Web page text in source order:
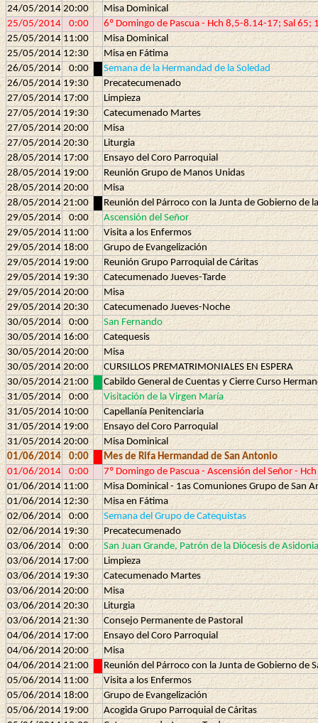
24/05/2014 20:00
Misa Dominical
25/05/2014
0:00
6º Domingo de Pascua - Hch 8,5-8.14-17; Sal 65;
25/05/2014 11:00
Misa Dominical
25/05/2014 12:30
Misa en Fátima
26/05/2014
0:00
Semana de la Hermandad de la Soledad
26/05/2014 19:30
Precatecumenado
27/05/2014 17:00
Limpieza
27/05/2014 19:30
Catecumenado Martes
27/05/2014 20:00
Misa
27/05/2014 20:30
Liturgia
28/05/2014 17:00
Ensayo del Coro Parroquial
28/05/2014 19:00
Reunión Grupo de Manos Unidas
28/05/2014 20:00
Misa
28/05/2014 21:00
Reunión del Párroco con la Junta de Gobierno de
29/05/2014
0:00
Ascensión del Señor
29/05/2014 11:00
Visita a los Enfermos
29/05/2014 18:00
Grupo de Evangelización
29/05/2014 19:00
Reunión Grupo Parroquial de Cáritas
29/05/2014 19:30
Catecumenado Jueves-Tarde
29/05/2014 20:00
Misa
29/05/2014 20:30
Catecumenado Jueves-Noche
30/05/2014
0:00
San Fernando
30/05/2014 16:00
Catequesis
30/05/2014 20:00
Misa
30/05/2014 20:00
CURSILLOS PREMATRIMONIALES EN ESPERA
30/05/2014 21:00
Cabildo General de Cuentas y Cierre Curso
31/05/2014
0:00
Visitación de la Virgen María
31/05/2014 10:00
Capellanía Penitenciaria
31/05/2014 19:00
Ensayo del Coro Parroquial
31/05/2014 20:00
Misa Dominical
01/06/2014
0:00
Mes de Rifa Hermandad de San Antonio
01/06/2014
0:00
7º Domingo de Pascua - Ascensión del Señor -
01/06/2014 11:00
Misa Dominical - 1as Comuniones Grupo de San
01/06/2014 12:30
Misa en Fátima
02/06/2014
0:00
Semana del Grupo de Catequistas
02/06/2014 19:30
Precatecumenado
03/06/2014
0:00
San Juan Grande, Patrón de la Diócesis de
03/06/2014 17:00
Limpieza
03/06/2014 19:30
Catecumenado Martes
03/06/2014 20:00
Misa
03/06/2014 20:30
Liturgia
03/06/2014 21:30
Consejo Permanente de Pastoral
04/06/2014 17:00
Ensayo del Coro Parroquial
04/06/2014 20:00
Misa
04/06/2014 21:00
Reunión del Párroco con la Junta de Gobierno de
05/06/2014 11:00
Visita a los Enfermos
05/06/2014 18:00
Grupo de Evangelización
05/06/2014 19:00
Acogida Grupo Parroquial de Cáritas